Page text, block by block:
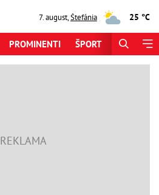
7. august,Štefánia 25 °C
PROMINENTI ŠPORT